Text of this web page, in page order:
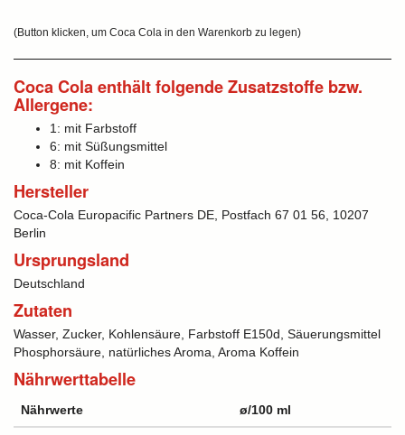
(Button klicken, um Coca Cola in den Warenkorb zu legen)
Coca Cola enthält folgende Zusatzstoffe bzw.
Allergene:
1: mit Farbstoff
6: mit Süßungsmittel
8: mit Koffein
Hersteller
Coca-Cola Europacific Partners DE, Postfach 67 01 56, 10207
Berlin
Ursprungsland
Deutschland
Zutaten
Wasser, Zucker, Kohlensäure, Farbstoff E150d, Säuerungsmittel
Phosphorsäure, natürliches Aroma, Aroma Koffein
Nährwerttabelle
Nährwerte ø/100 ml